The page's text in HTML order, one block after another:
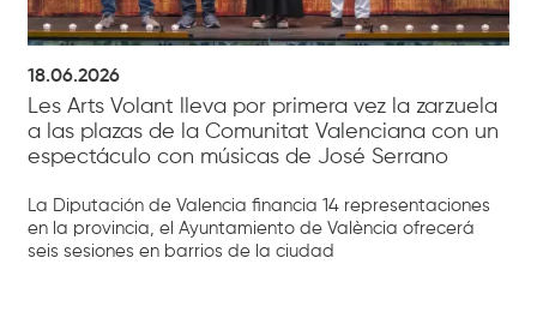
18.06.2026
Les Arts Volant lleva por primera vez la zarzuela
a las plazas de la Comunitat Valenciana con un
espectáculo con músicas de José Serrano
La Diputación de Valencia financia 14 representaciones
en la provincia, el Ayuntamiento de València ofrecerá
seis sesiones en barrios de la ciudad